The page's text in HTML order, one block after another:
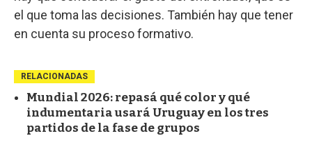
el que toma las decisiones. También hay que tener
en cuenta su proceso formativo.
RELACIONADAS
Mundial 2026: repasá qué color y qué
indumentaria usará Uruguay en los tres
partidos de la fase de grupos